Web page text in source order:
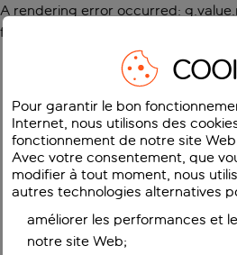
A rendering error occurred:
function
Pour garantir le bon
Internet, nous utilisons des
fonctionnement de notre site
Avec votre consentement, que
modifier à tout moment, nous
autres technologies alternatives
améliorer les performances et
notre site Web;